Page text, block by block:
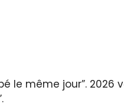
le même jour”. 2026